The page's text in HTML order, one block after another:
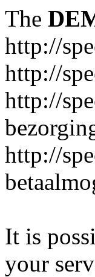
The
http://
http://
http://
http://
It is
your